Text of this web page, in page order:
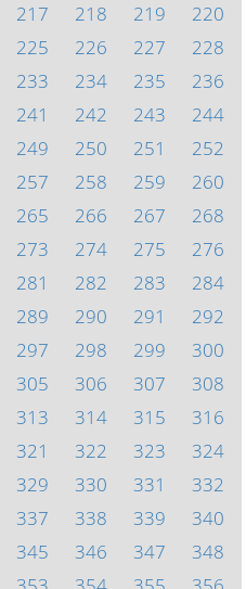
217 218 219
220
225 226 227
228
233 234 235
236
241 242 243
244
249 250 251
252
257 258 259
260
265 266 267
268
273 274 275
276
281 282 283
284
289 290 291
292
297 298 299
300
305 306 307
308
313 314 315
316
321 322 323
324
329 330 331
332
337 338 339
340
345 346 347
348